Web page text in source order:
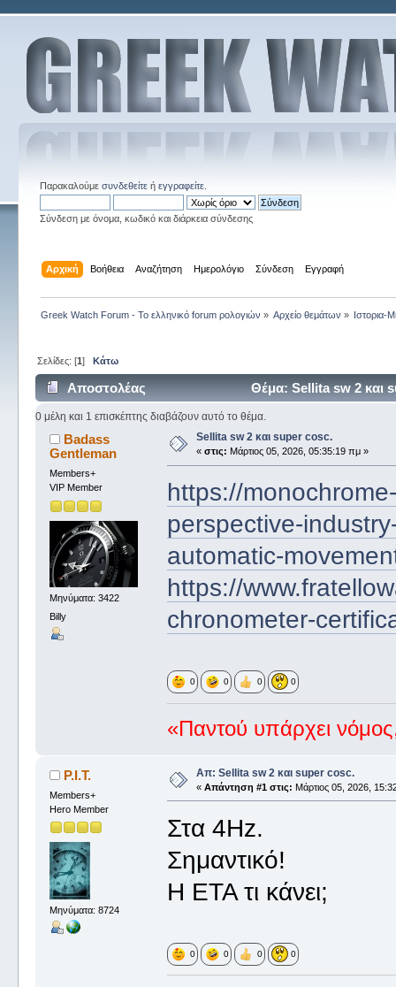
Παρακαλούμε συνδεθείτεή εγγραφείτε.
Σύνδεση με όνομα, κωδικό και διάρκεια σύνδεσης
Αρχική Βοήθεια Αναζήτηση Ημερολόγιο Σύνδεση Εγγραφή
Greek Watch Forum - Το ελληνικό forum ρολογιών » Αρχείο θεμάτων » Ιστορια-
Σελίδες: [1] Κάτω
Αποστολέας Θέμα: Sellita sw 2 και
0 μέλη και 1 επισκέπτης διαβάζουν αυτό το θέμα.
Badass
Gentleman
Members+
VIP Member
Μηνύματα: 3422
Billy
Sellita sw 2 και super cosc.
« στις: Μάρτιος 05, 2026, 05:35:19 πμ »
https://
perspective-
automatic-
https://
chronometer-
0 0 0 0
«Παντού υπάρχει
P.I.T.
Members+
Hero Member
Μηνύματα: 8724
Απ: Sellita sw 2 και super cosc.
« Απάντηση #1 στις: Μάρτιος 05, 2026,
Στα 4Hz.
Σημαντικό!
Η ΕΤΑ τι κάνει;
0 0 0 0